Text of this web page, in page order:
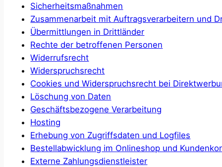
Sicherheitsmaßnahmen
Zusammenarbeit mit Auftragsverarbeitern und
Übermittlungen in Drittländer
Rechte der betroffenen Personen
Widerrufsrecht
Widerspruchsrecht
Cookies und Widerspruchsrecht bei
Löschung von Daten
Geschäftsbezogene Verarbeitung
Hosting
Erhebung von Zugriffsdaten und Logfiles
Bestellabwicklung im Onlineshop und
Externe Zahlungsdienstleister